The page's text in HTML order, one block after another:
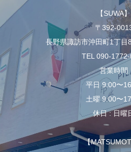
【SUWA】
〒392-
長野県諏訪市沖田町1丁目
TEL 090-
営業時間
平日 9:00〜
土曜 9:00〜
休日 : 日曜
【